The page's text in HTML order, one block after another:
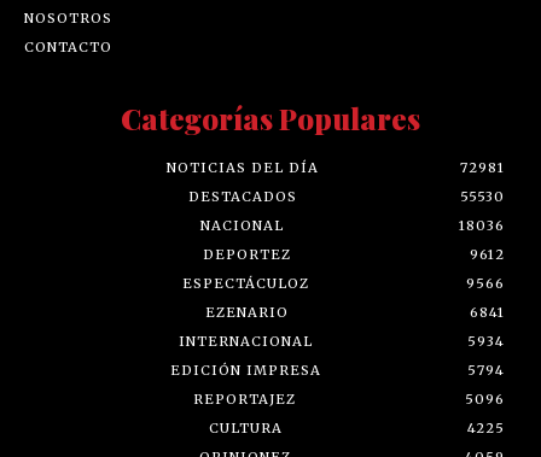
NOSOTROS
CONTACTO
Categorías Populares
NOTICIAS DEL DÍA
72981
DESTACADOS
55530
NACIONAL
18036
DEPORTEZ
9612
ESPECTÁCULOZ
9566
EZENARIO
6841
INTERNACIONAL
5934
EDICIÓN IMPRESA
5794
REPORTAJEZ
5096
CULTURA
4225